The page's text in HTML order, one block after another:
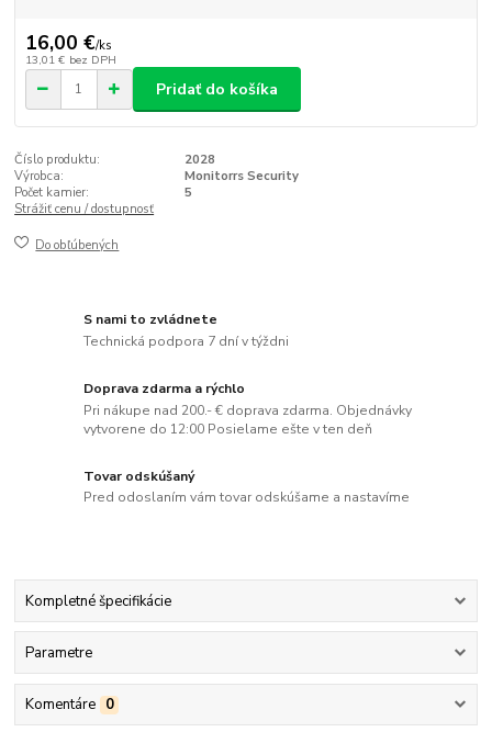
16,00 €/ks
13,01 € bez DPH
Pridať do košíka
Číslo produktu:
2028
Výrobca:
Monitorrs Security
Počet kamier:
5
Strážiť cenu / dostupnosť
Do obľúbených
S nami to zvládnete
Technická podpora 7 dní v týždni
Doprava zdarma a rýchlo
Pri nákupe nad 200.- € doprava zdarma. Objednávky
vytvorene do 12:00 Posielame ešte v ten deň
Tovar odskúšaný
Pred odoslaním vám tovar odskúšame a nastavíme
Kompletné špecifikácie
Parametre
Komentáre 0